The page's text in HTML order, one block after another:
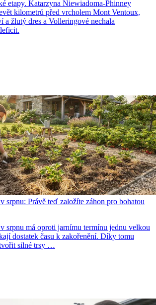
etapy. Katarzyna Niewiadoma-Phinney
kilometrů před vrcholem Mont Ventoux,
a žlutý dres a Volleringové nechala
srpnu: Právě teď založíte záhon pro bohatou
srpnu má oproti jarnímu termínu jednu velkou
dostatek času k zakořenění. Díky tomu
silné trsy …